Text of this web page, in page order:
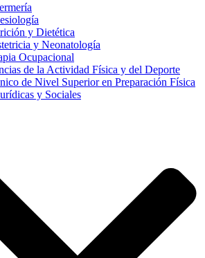
y Dietética
y Neonatología
Ocupacional
de la Actividad Física y del Deporte
de Nivel Superior en Preparación Física
y Sociales